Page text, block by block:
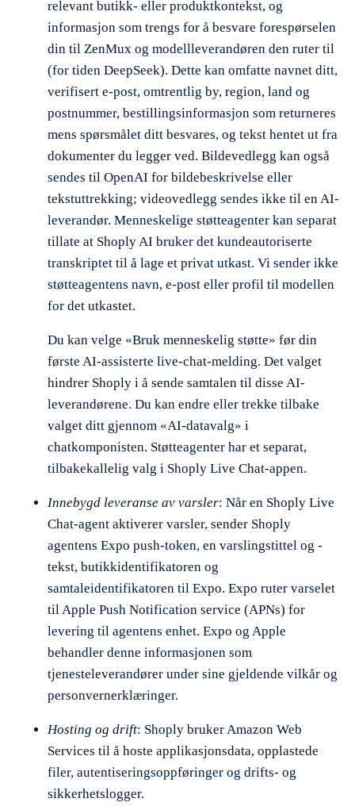
relevant butikk- eller produktkontekst, og
informasjon som trengs for å besvare forespørselen
din til ZenMux og modellleverandøren den ruter til
(for tiden DeepSeek). Dette kan omfatte navnet ditt,
verifisert e-post, omtrentlig by, region, land og
postnummer, bestillingsinformasjon som returneres
mens spørsmålet ditt besvares, og tekst hentet ut fra
dokumenter du legger ved. Bildevedlegg kan også
sendes til OpenAI for bildebeskrivelse eller
tekstuttrekking; videovedlegg sendes ikke til en AI-
leverandør. Menneskelige støtteagenter kan separat
tillate at Shoply AI bruker det kundeautoriserte
transkriptet til å lage et privat utkast. Vi sender ikke
støtteagentens navn, e-post eller profil til modellen
for det utkastet.
Du kan velge «Bruk menneskelig støtte» før din
første AI-assisterte live-chat-melding. Det valget
hindrer Shoply i å sende samtalen til disse AI-
leverandørene. Du kan endre eller trekke tilbake
valget ditt gjennom «AI-datavalg» i
chatkomponisten. Støtteagenter har et separat,
tilbakekallelig valg i Shoply Live Chat-appen.
Innebygd leveranse av varsler: Når en Shoply Live
Chat-agent aktiverer varsler, sender Shoply
agentens Expo push-token, en varslingstittel og -
tekst, butikkidentifikatoren og
samtaleidentifikatoren til Expo. Expo ruter varselet
til Apple Push Notification service (APNs) for
levering til agentens enhet. Expo og Apple
behandler denne informasjonen som
tjenesteleverandører under sine gjeldende vilkår og
personvernerklæringer.
Hosting og drift: Shoply bruker Amazon Web
Services til å hoste applikasjonsdata, opplastede
filer, autentiseringsoppføringer og drifts- og
sikkerhetslogger.